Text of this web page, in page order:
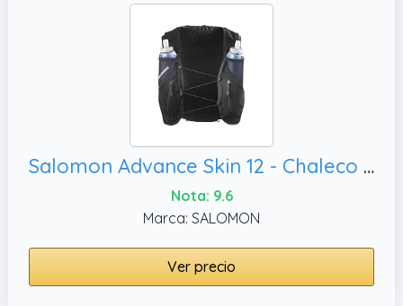
Salomon Advance Skin 12 - Chaleco unisex de hidratación de 12 litros, talla XL
Nota: 9.6
Marca: SALOMON
Ver precio